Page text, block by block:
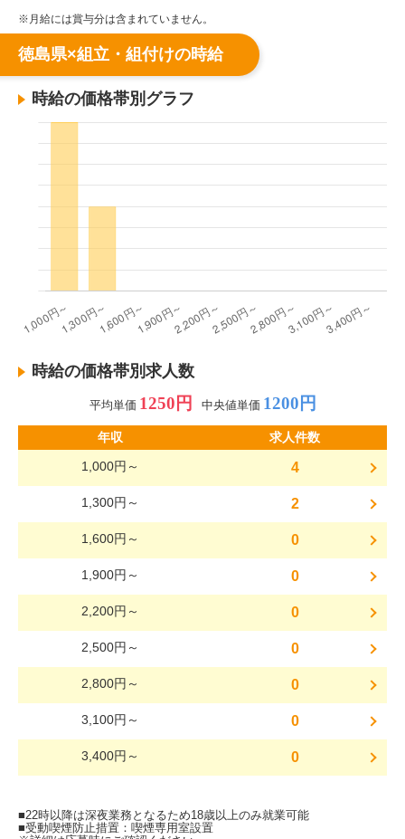
※月給には賞与分は含まれていません。
徳島県×組立・組付けの時給
時給の価格帯別グラフ
時給の価格帯別求人数
平均単価 1250円 中央値単価 1200円
年収
求人件数
1,000円～
4
1,300円～ 2
1,600円～ 0
1,900円～ 0
2,200円～ 0
2,500円～ 0
2,800円～ 0
3,100円～ 0
3,400円～ 0